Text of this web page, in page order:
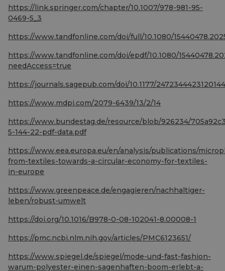
https://link.springer.com/chapter/10.1007/978-981-95-
0469-5_3
https://www.tandfonline.com/doi/full/10.1080/
https://www.tandfonline.com/doi/epdf/10.1080/
needAccess=true
https://journals.sagepub.com/doi/10.1177/
https://www.mdpi.com/2079-6439/13/2/14
https://www.bundestag.de/resource/blob/926234/
5-144-22-pdf-data.pdf
https://www.eea.europa.eu/en/analysis/publications/
from-textiles-towards-a-circular-economy-for-textiles-
in-europe
https://www.greenpeace.de/engagieren/nachhaltiger-
leben/robust-umwelt
https://doi.org/10.1016/B978-0-08-102041-8.00008-1
https://pmc.ncbi.nlm.nih.gov/articles/PMC6123651/
https://www.spiegel.de/spiegel/mode-und-fast-fashion-
warum-polyester-einen-sagenhaften-boom-erlebt-a-